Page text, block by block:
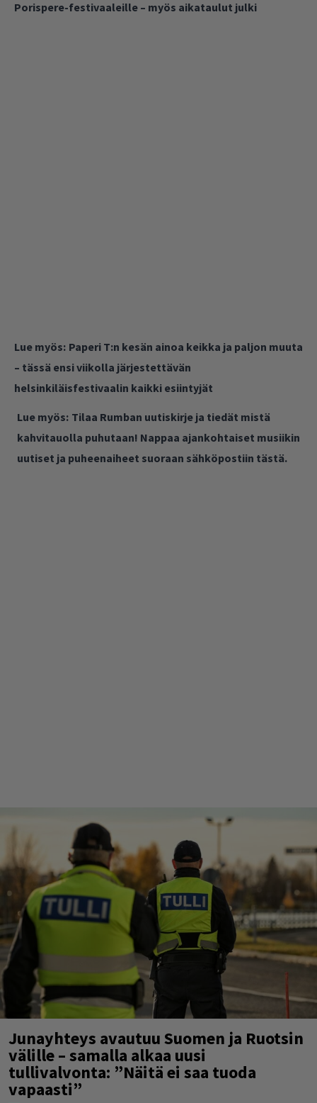
Porispere-festivaaleille – myös aikataulut julki
Lue myös: Paperi T:n kesän ainoa keikka ja paljon muuta
– tässä ensi viikolla järjestettävän
helsinkiläisfestivaalin kaikki esiintyjät
Lue myös: Tilaa Rumban uutiskirje ja tiedät mistä
kahvitauolla puhutaan! Nappaa ajankohtaiset musiikin
uutiset ja puheenaiheet suoraan sähköpostiin tästä.
Junayhteys avautuu Suomen ja Ruotsin
välille – samalla alkaa uusi
tullivalvonta: ”Näitä ei saa tuoda
vapaasti”